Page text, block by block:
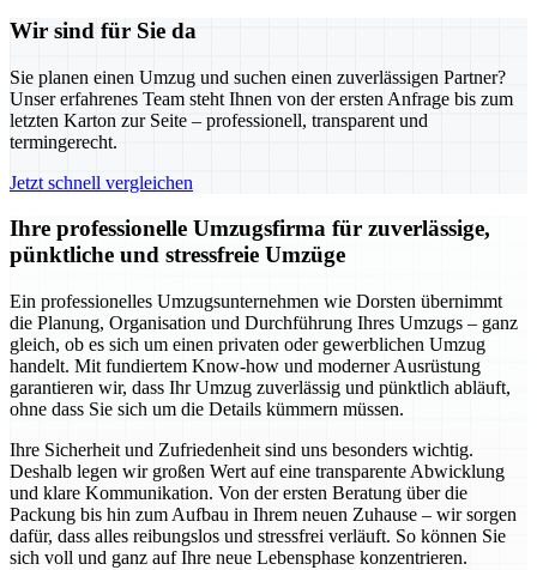
Wir sind für Sie da
Sie planen einen Umzug und suchen einen zuverlässigen Partner?
Unser erfahrenes Team steht Ihnen von der ersten Anfrage bis zum
letzten Karton zur Seite – professionell, transparent und
termingerecht.
Jetzt schnell vergleichen
Ihre professionelle Umzugsfirma für zuverlässige,
pünktliche und stressfreie Umzüge
Ein professionelles Umzugsunternehmen wie Dorsten übernimmt
die Planung, Organisation und Durchführung Ihres Umzugs – ganz
gleich, ob es sich um einen privaten oder gewerblichen Umzug
handelt. Mit fundiertem Know-how und moderner Ausrüstung
garantieren wir, dass Ihr Umzug zuverlässig und pünktlich abläuft,
ohne dass Sie sich um die Details kümmern müssen.
Ihre Sicherheit und Zufriedenheit sind uns besonders wichtig.
Deshalb legen wir großen Wert auf eine transparente Abwicklung
und klare Kommunikation. Von der ersten Beratung über die
Packung bis hin zum Aufbau in Ihrem neuen Zuhause – wir sorgen
dafür, dass alles reibungslos und stressfrei verläuft. So können Sie
sich voll und ganz auf Ihre neue Lebensphase konzentrieren.